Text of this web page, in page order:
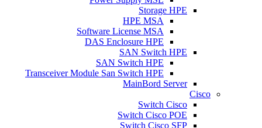
Storage HPE
HPE MSA
Software License MSA
DAS Enclosure HPE
SAN Switch HPE
SAN Switch HPE
Transceiver Module San Switch HPE
MainBord Server
Cisco
Switch Cisco
Switch Cisco POE
Switch Cisco SFP